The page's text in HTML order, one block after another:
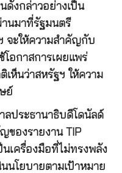
ดังกล่าวอย่างเป็น
นมาที่รัฐมนตรี
จะให้ความสำคัญกับ
โอกาสการเผยแพร่
เห็นว่าสหรัฐฯ ให้ความ
ย์
ลประธานาธิบดีโดนัลด์
ของรายงาน TIP
นเครื่องมือที่ไม่ทรงพลัง
นนโยบายตามเป้าหมาย